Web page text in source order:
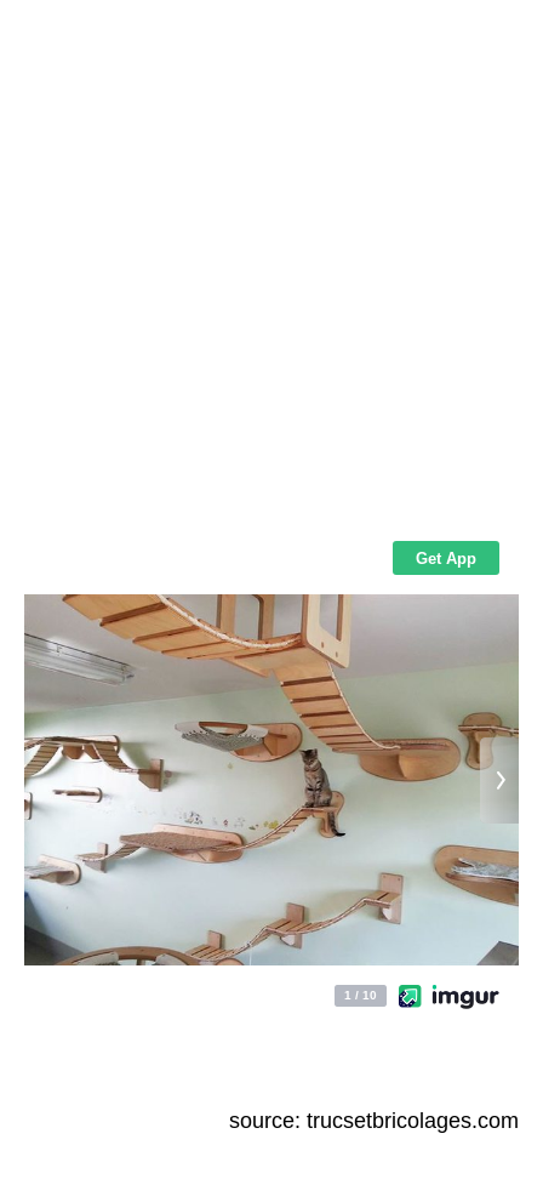
source: trucsetbricolages.com